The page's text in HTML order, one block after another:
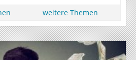
weitere Themen